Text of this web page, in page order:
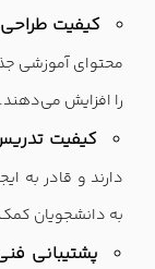
کیفیت
محتوای آموزشی
را افزایش می‌دهند.
کیفیت
دارند و قادر به
به دانشجویان
پشتیبانی